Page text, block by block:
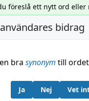
föreslå ett nytt ord eller
bidrag
bra synonym till ordet
Ja Nej Vet